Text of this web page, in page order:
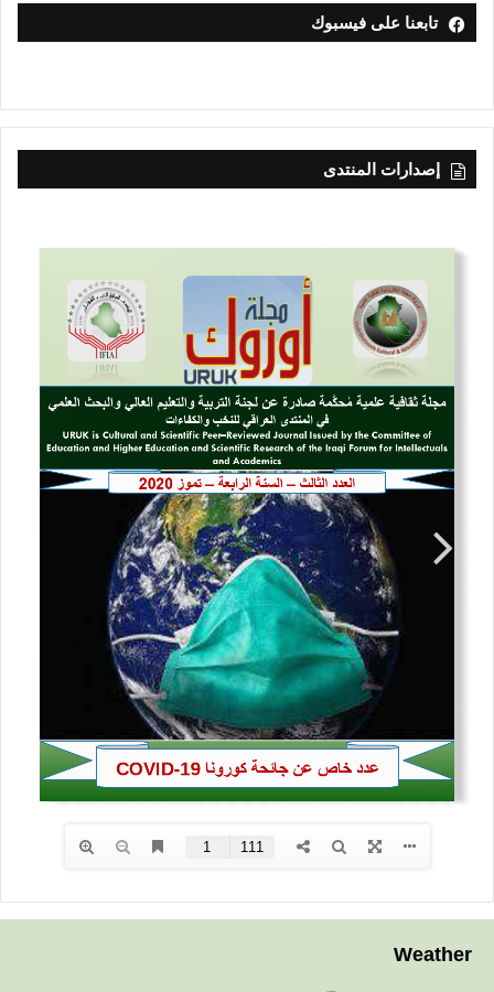
تابعنا على فيسبوك
إصدارات المنتدى
Weather